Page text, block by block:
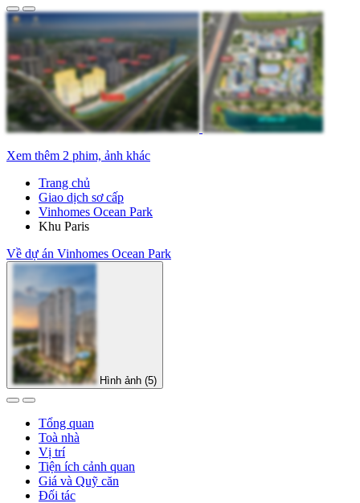
Xem thêm 2 phim, ảnh khác
Trang chủ
Giao dịch sơ cấp
Vinhomes Ocean Park
Khu Paris
Về dự án Vinhomes Ocean Park
Hình ảnh (5)
Tổng quan
Toà nhà
Vị trí
Tiện ích cảnh quan
Giá và Quỹ căn
Đối tác